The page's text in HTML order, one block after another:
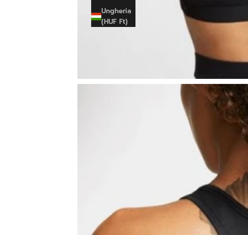
Ungheria
(HUF Ft)